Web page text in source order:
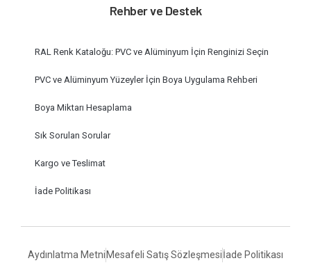
Rehber ve Destek
RAL Renk Kataloğu: PVC ve Alüminyum İçin Renginizi Seçin
PVC ve Alüminyum Yüzeyler İçin Boya Uygulama Rehberi
Boya Miktarı Hesaplama
Sık Sorulan Sorular
Kargo ve Teslimat
İade Politikası
Aydınlatma Metni Mesafeli Satış Sözleşmesiİade Politikası